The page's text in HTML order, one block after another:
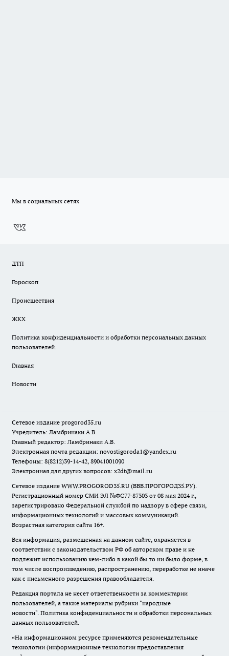
Мы в социальных сетях
ДТП
Гороскоп
Происшествия
ЖКХ
Политика конфиденциальности и обработки персональных данных
пользователей.
Главная
Новости
Сетевое издание progorod35.ru
Учредитель: Ламбринаки А.В.
Главный редактор: Ламбринаки А.В.
Электронная почта редакции: novostigoroda1@yandex.ru
Телефоны: 8(8212)39-14-42, 89041001090
Электронная для других вопросов: x2dt@mail.ru
Сетевое издание WWW.PROGOROD35.RU (ВВВ.ПРОГОРОД35.РУ).
Регистрационный номер СМИ ЭЛ №ФС77-87303 от 08 мая 2024 г.,
зарегистрировано Федеральной службой по надзору в сфере связи,
информационных технологий и массовых коммуникаций.
Возрастная категория сайта 16+.
Вся информация, размещенная на данном сайте, охраняется в
соответствии с законодательством РФ об авторском праве и не
подлежит использованию кем-либо в какой бы то ни было форме, в
том числе воспроизведению, распространению, переработке не иначе
как с письменного разрешения правообладателя.
Редакция портала не несет ответственности за комментарии
пользователей, а также материалы рубрики "народные
новости". Политика конфиденциальности и обработки персональных
данных пользователей.
«На информационном ресурсе применяются рекомендательные
технологии (информационные технологии предоставления